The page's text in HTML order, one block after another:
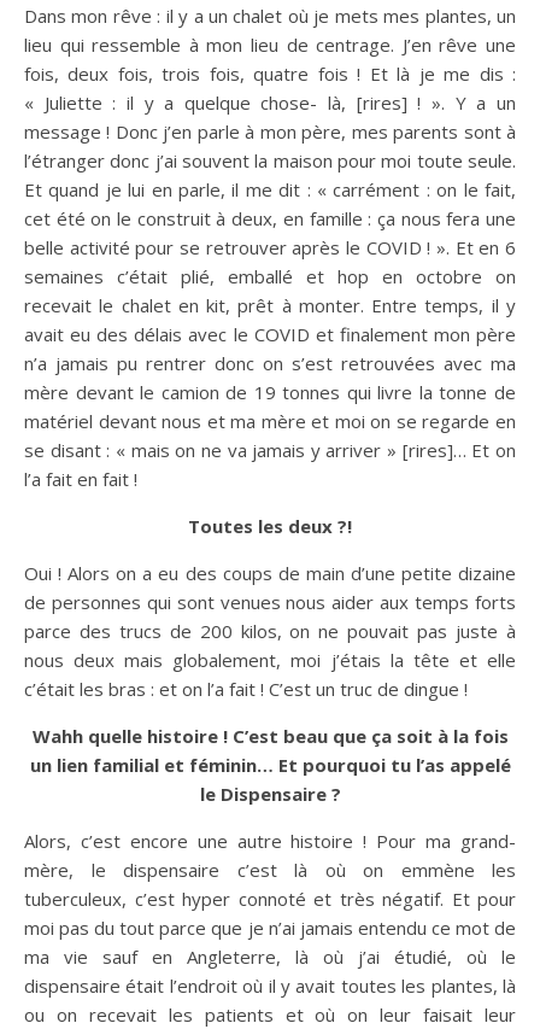
Dans mon rêve : il y a un chalet où je mets mes plantes, un
lieu qui ressemble à mon lieu de centrage. J’en rêve une
fois, deux fois, trois fois, quatre fois ! Et là je me dis :
« Juliette : il y a quelque chose- là, [rires] ! ». Y a un
message ! Donc j’en parle à mon père, mes parents sont à
l’étranger donc j’ai souvent la maison pour moi toute seule.
Et quand je lui en parle, il me dit : « carrément : on le fait,
cet été on le construit à deux, en famille : ça nous fera une
belle activité pour se retrouver après le COVID ! ». Et en 6
semaines c’était plié, emballé et hop en octobre on
recevait le chalet en kit, prêt à monter. Entre temps, il y
avait eu des délais avec le COVID et finalement mon père
n’a jamais pu rentrer donc on s’est retrouvées avec ma
mère devant le camion de 19 tonnes qui livre la tonne de
matériel devant nous et ma mère et moi on se regarde en
se disant : « mais on ne va jamais y arriver » [rires]… Et on
l’a fait en fait !
Toutes les deux ?!
Oui ! Alors on a eu des coups de main d’une petite dizaine
de personnes qui sont venues nous aider aux temps forts
parce des trucs de 200 kilos, on ne pouvait pas juste à
nous deux mais globalement, moi j’étais la tête et elle
c’était les bras : et on l’a fait ! C’est un truc de dingue !
Wahh quelle histoire ! C’est beau que ça soit à la fois
un lien familial et féminin… Et pourquoi tu l’as appelé
le Dispensaire ?
Alors, c’est encore une autre histoire ! Pour ma grand-
mère, le dispensaire c’est là où on emmène les
tuberculeux, c’est hyper connoté et très négatif. Et pour
moi pas du tout parce que je n’ai jamais entendu ce mot de
ma vie sauf en Angleterre, là où j’ai étudié, où le
dispensaire était l’endroit où il y avait toutes les plantes, là
ou on recevait les patients et où on leur faisait leur